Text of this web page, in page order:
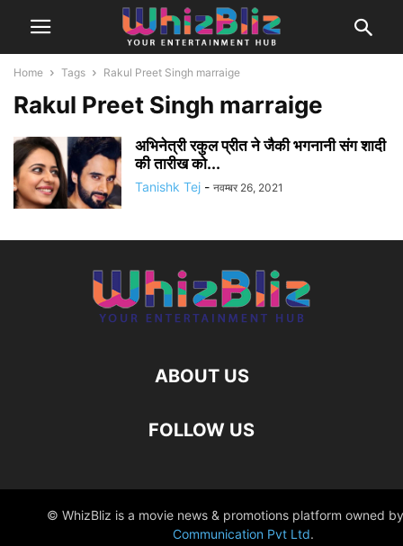
Home Tags Rakul Preet Singh marraige
Rakul Preet Singh marraige
अभिनेत्री रकुल प्रीत ने जैकी भगनानी संग शादी
की तारीख को...
Tanishk Tej - नवम्बर 26, 2021
ABOUT US
FOLLOW US
© WhizBliz is a movie news & promotions platform owned by
Communication Pvt Ltd.